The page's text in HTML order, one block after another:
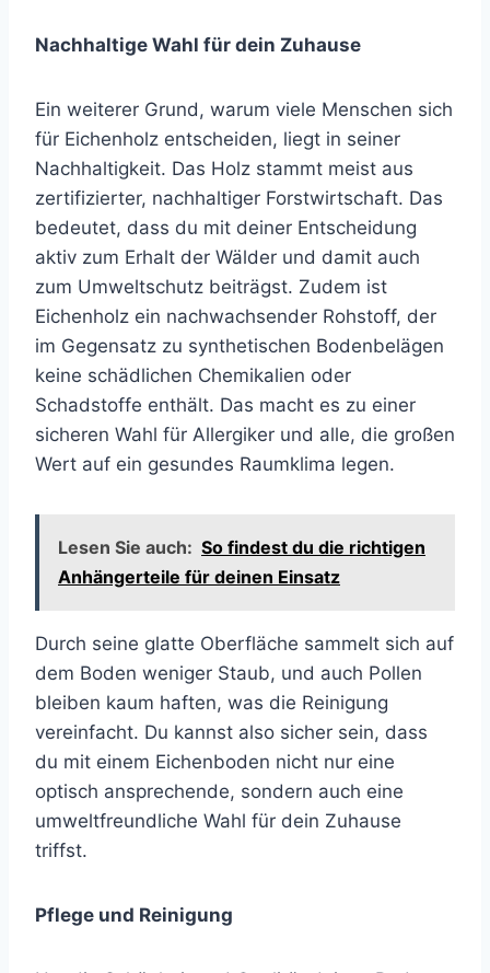
Nachhaltige Wahl für dein Zuhause
Ein weiterer Grund, warum viele Menschen sich
für Eichenholz entscheiden, liegt in seiner
Nachhaltigkeit. Das Holz stammt meist aus
zertifizierter, nachhaltiger Forstwirtschaft. Das
bedeutet, dass du mit deiner Entscheidung
aktiv zum Erhalt der Wälder und damit auch
zum Umweltschutz beiträgst. Zudem ist
Eichenholz ein nachwachsender Rohstoff, der
im Gegensatz zu synthetischen Bodenbelägen
keine schädlichen Chemikalien oder
Schadstoffe enthält. Das macht es zu einer
sicheren Wahl für Allergiker und alle, die großen
Wert auf ein gesundes Raumklima legen.
Lesen Sie auch: So findest du die richtigen
Anhängerteile für deinen Einsatz
Durch seine glatte Oberfläche sammelt sich auf
dem Boden weniger Staub, und auch Pollen
bleiben kaum haften, was die Reinigung
vereinfacht. Du kannst also sicher sein, dass
du mit einem Eichenboden nicht nur eine
optisch ansprechende, sondern auch eine
umweltfreundliche Wahl für dein Zuhause
triffst.
Pflege und Reinigung